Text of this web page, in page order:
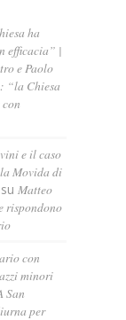
ha
efficacia” |
e Paolo
“la Chiesa
e il caso
Movida di
suMatteo
rispondono
con
minori
San
per